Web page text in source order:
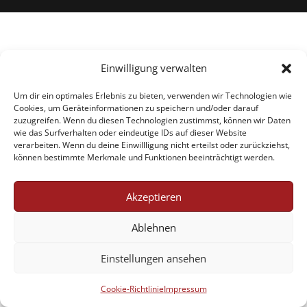
Einwilligung verwalten
Um dir ein optimales Erlebnis zu bieten, verwenden wir Technologien wie
Cookies, um Geräteinformationen zu speichern und/oder darauf
zuzugreifen. Wenn du diesen Technologien zustimmst, können wir Daten
wie das Surfverhalten oder eindeutige IDs auf dieser Website
verarbeiten. Wenn du deine Einwillligung nicht erteilst oder zurückziehst,
können bestimmte Merkmale und Funktionen beeinträchtigt werden.
Akzeptieren
Ablehnen
Einstellungen ansehen
Cookie-RichtlinieImpressum